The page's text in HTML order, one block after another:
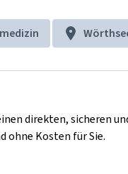
direkten, sicheren
ohne Kosten für Sie.